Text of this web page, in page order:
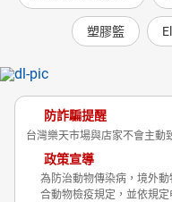
塑膠籃
防詐騙提醒
台灣樂天市場與店家不會主動
政策宣導
為防治動物傳染病，境外
合動物檢疫規定，並依規